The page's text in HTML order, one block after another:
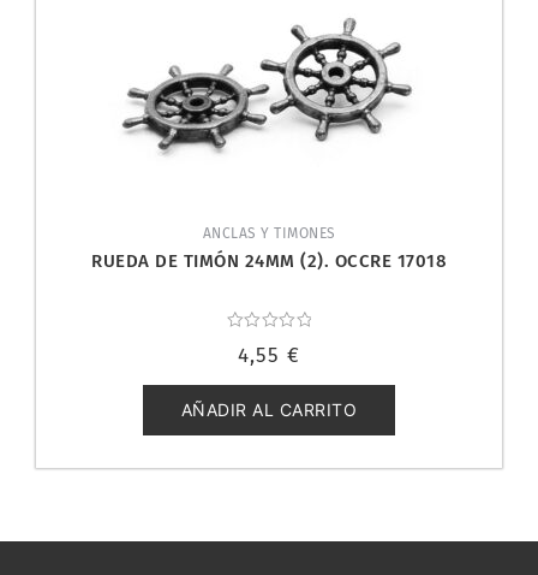
ANCLAS Y TIMONES
RUEDA DE TIMÓN 24MM (2). OCCRE 17018
con
de
5
4,55 €
AÑADIR AL CARRITO